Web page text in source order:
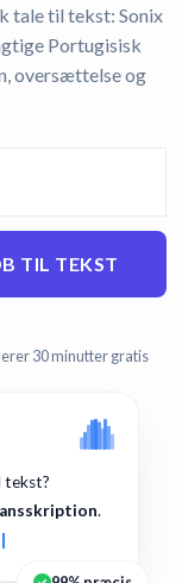
tale til tekst: Sonix
Portugisisk
oversættelse og
TIL TEKST
30 minutter gratis
tekst?
.